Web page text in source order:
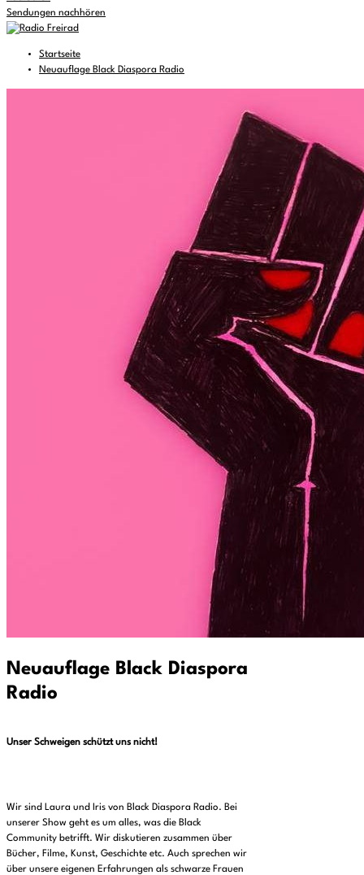
Sendungen nachhören
Startseite
Neuauflage Black Diaspora Radio
Neuauflage Black Diaspora
Radio
Unser Schweigen schützt uns nicht!
Wir sind Laura und Iris von Black Diaspora Radio. Bei
unserer Show geht es um alles, was die Black
Community betrifft. Wir diskutieren zusammen über
Bücher, Filme, Kunst, Geschichte etc. Auch sprechen wir
über unsere eigenen Erfahrungen als schwarze Frauen